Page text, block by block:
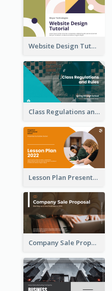
Website Design Tutorial Presentation
Class Regulations and Rules Presentation
Lesson Plan Presentation
Company Sale Proposal